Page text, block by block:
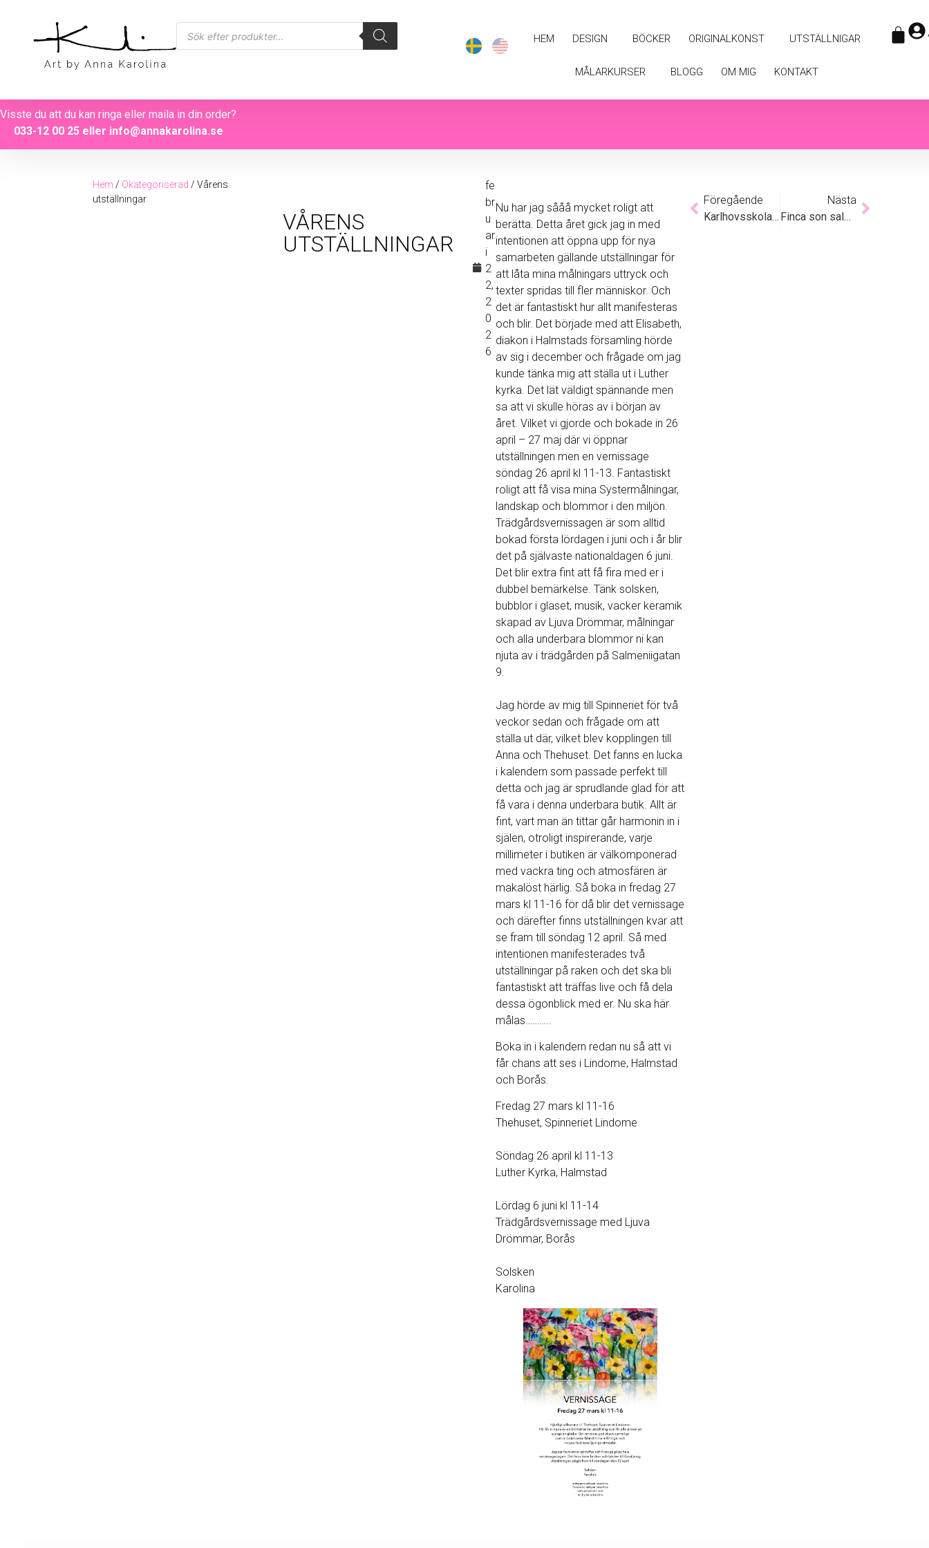
HEM DESIGN BÖCKER ORIGINALKONST UTSTÄLLNIGAR
MÅLARKURSER BLOGG OM MIG KONTAKT
Visste du att du kan ringa eller maila in din order?
033-12 00 25eller info@annakarolina.se
Hem / Okategoriserad / Vårens
utställningar
VÅRENS
UTSTÄLLNINGAR
fe
br
u
ar
i
2
2,
2
0
2
6
Nu har jag sååå mycket roligt att
berätta. Detta året gick jag in med
intentionen att öppna upp för nya
samarbeten gällande utställningar för
att låta mina målningars uttryck och
texter spridas till fler människor. Och
det är fantastiskt hur allt manifesteras
och blir. Det började med att Elisabeth,
diakon i Halmstads församling hörde
av sig i december och frågade om jag
kunde tänka mig att ställa ut i Luther
kyrka. Det lät väldigt spännande men
sa att vi skulle höras av i början av
året. Vilket vi gjorde och bokade in 26
april – 27 maj där vi öppnar
utställningen men en vernissage
söndag 26 april kl 11-13. Fantastiskt
roligt att få visa mina Systermålningar,
landskap och blommor i den miljön.
Trädgårdsvernissagen är som alltid
bokad första lördagen i juni och i år blir
det på självaste nationaldagen 6 juni.
Det blir extra fint att få fira med er i
dubbel bemärkelse. Tänk solsken,
bubblor i glaset, musik, vacker keramik
skapad av Ljuva Drömmar, målningar
och alla underbara blommor ni kan
njuta av i trädgården på Salmeniigatan
9.
Jag hörde av mig till Spinneriet för två
veckor sedan och frågade om att
ställa ut där, vilket blev kopplingen till
Anna och Thehuset. Det fanns en lucka
i kalendern som passade perfekt till
detta och jag är sprudlande glad för att
få vara i denna underbara butik. Allt är
fint, vart man än tittar går harmonin in i
själen, otroligt inspirerande, varje
millimeter i butiken är välkomponerad
med vackra ting och atmosfären är
makalöst härlig. Så boka in fredag 27
mars kl 11-16 för då blir det vernissage
och därefter finns utställningen kvar att
se fram till söndag 12 april. Så med
intentionen manifesterades två
utställningar på raken och det ska bli
fantastiskt att träffas live och få dela
dessa ögonblick med er. Nu ska här
målas………..
Boka in i kalendern redan nu så att vi
får chans att ses i Lindome, Halmstad
och Borås.
Fredag 27 mars kl 11-16
Thehuset, Spinneriet Lindome
Söndag 26 april kl 11-13
Luther Kyrka, Halmstad
Lördag 6 juni kl 11-14
Trädgårdsvernissage med Ljuva
Drömmar, Borås
Solsken
Karolina
Föregående
Karlhovsskolan, blommor & måleri
Nästa
Finca son sales i mitt hjärta